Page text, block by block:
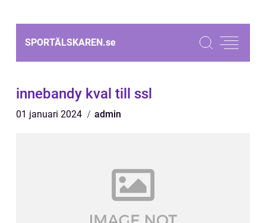
SPORTÄLSKAREN.se
innebandy kval till ssl
01 januari 2024 admin